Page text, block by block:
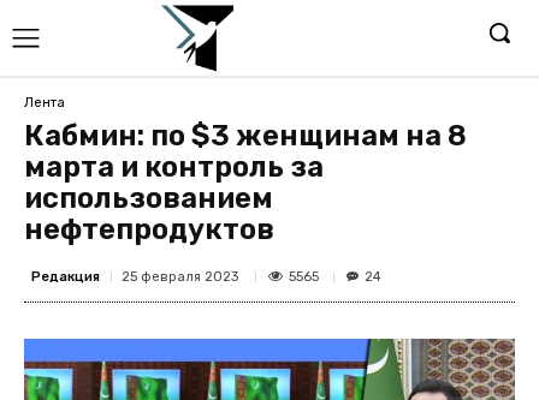
Лента
Кабмин: по $3 женщинам на 8
марта и контроль за
использованием
нефтепродуктов
Редакция 25 февраля 2023 5565 24